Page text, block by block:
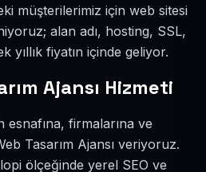
müşterilerimiz için web sitesi
alan adı, hosting, SSL,
yıllık fiyatın içinde geliyor.
Ajansı Hizmeti
esnafına, firmalarına ve
Tasarım Ajansı veriyoruz.
ölçeğinde yerel SEO ve